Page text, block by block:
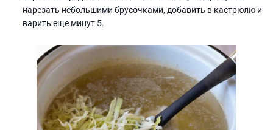
нарезать небольшими брусочками, добавить в кастрюлю и
варить еще минут 5.